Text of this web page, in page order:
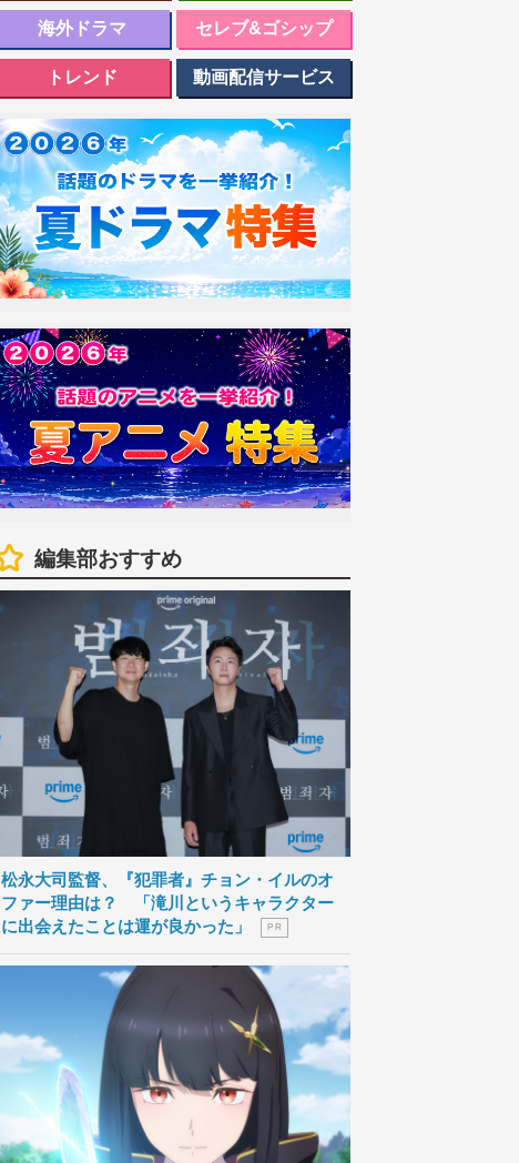
海外ドラマ セレブ&ゴシップ
トレンド 動画配信サービス
編集部おすすめ
松永大司監督、『犯罪者』チョン・イルのオ
ファー理由は？ 「滝川というキャラクター
に出会えたことは運が良かった」
P R